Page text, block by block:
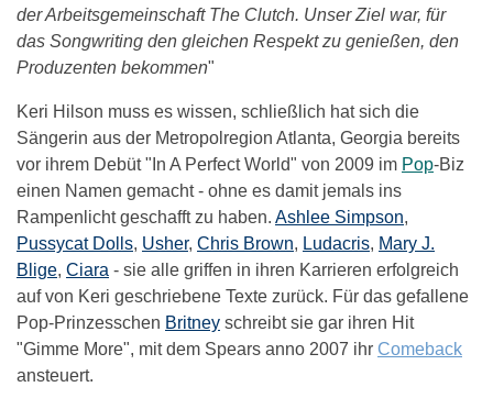
der Arbeitsgemeinschaft The Clutch. Unser Ziel war, für
das Songwriting den gleichen Respekt zu genießen, den
Produzenten bekommen"
Keri Hilson muss es wissen, schließlich hat sich die
Sängerin aus der Metropolregion Atlanta, Georgia bereits
vor ihrem Debüt "In A Perfect World" von 2009 im Pop-Biz
einen Namen gemacht - ohne es damit jemals ins
Rampenlicht geschafft zu haben. Ashlee Simpson,
Pussycat Dolls, Usher, Chris Brown, Ludacris, Mary J.
Blige, Ciara - sie alle griffen in ihren Karrieren erfolgreich
auf von Keri geschriebene Texte zurück. Für das gefallene
Pop-Prinzesschen Britney schreibt sie gar ihren Hit
"Gimme More", mit dem Spears anno 2007 ihr Comeback
ansteuert.